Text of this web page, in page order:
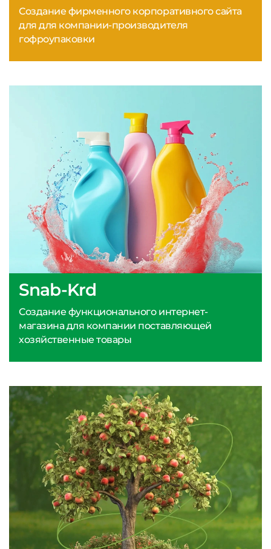
Snab-Krd
Создание функционального интернет-
магазина для компании поставляющей
хозяйственные товары
Создание фирменного корпоративного сайта
для для компании-производителя
гофроупаковки